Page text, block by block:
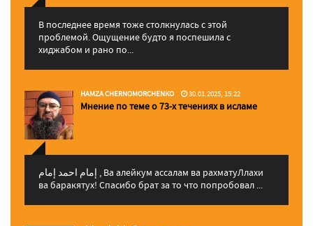
В последнее время тоже столкнулась с этой
проблемой. Ощущение будто я поспешила с
хиджабом и рано по...
HAMZA CHERNOMORCHENKO 30.01.2025, 15:22
Мнение по теме о 73-х течениях в исламе
إمام احمد إمام , Ва алейкум ассалам ва рахматуЛлахи
ва баракятух! Спасибо брат за то что попробовал ...